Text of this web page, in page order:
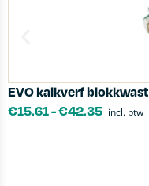
EVO kalkverf blokkwast
€15.61-€42.35 incl. btw